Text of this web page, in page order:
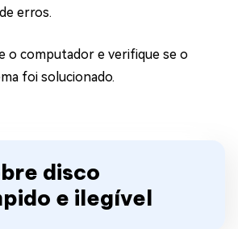
erros.
o computador e verifique se o
foi solucionado.
disco
e ilegível